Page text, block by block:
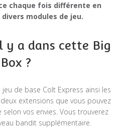
chaque fois différente en
modules de jeu.
y a dans cette Big
Box ?
de base Colt Express ainsi les
extensions que vous pouvez
vos envies. Vous trouverez
bandit supplémentaire.